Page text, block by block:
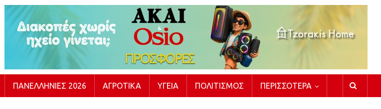
ΠΑΝΕΛΛΉΝΙΕΣ 2026 ΑΓΡΟΤΙΚΆ ΥΓΕΊΑ ΠΟΛΙΤΙΣΜΌΣ ΠΕΡΙΣΣΌΤΕΡΑ